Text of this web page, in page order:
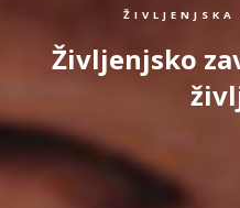
ŽIVLJENJSKA
Življenjsko